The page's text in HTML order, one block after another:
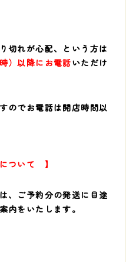
切れが心配、という方は
）以降にお電話いただけ
のでお電話は開店時間以
ついて 】
、ご予約分の発送に目途
内をいたします。